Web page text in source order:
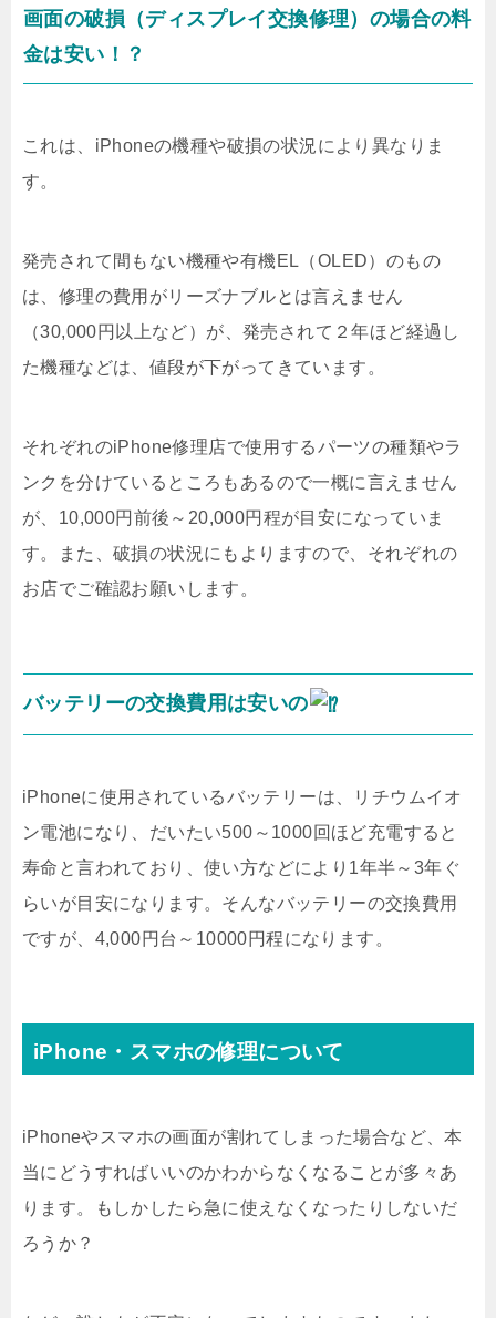
画面の破損（ディスプレイ交換修理）の場合の料
金は安い！？
これは、iPhoneの機種や破損の状況により異なりま
す。
発売されて間もない機種や有機EL（OLED）のもの
は、修理の費用がリーズナブルとは言えません
（30,000円以上など）が、発売されて２年ほど経過し
た機種などは、値段が下がってきています。
それぞれのiPhone修理店で使用するパーツの種類やラ
ンクを分けているところもあるので一概に言えません
が、10,000円前後～20,000円程が目安になっていま
す。また、破損の状況にもよりますので、それぞれの
お店でご確認お願いします。
バッテリーの交換費用は安いの
iPhoneに使用されているバッテリーは、リチウムイオ
ン電池になり、だいたい500～1000回ほど充電すると
寿命と言われており、使い方などにより1年半～3年ぐ
らいが目安になります。そんなバッテリーの交換費用
ですが、4,000円台～10000円程になります。
iPhone・スマホの修理について
iPhoneやスマホの画面が割れてしまった場合など、本
当にどうすればいいのかわからなくなることが多々あ
ります。もしかしたら急に使えなくなったりしないだ
ろうか？